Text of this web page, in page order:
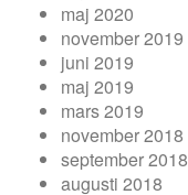
maj 2020
november 2019
juni 2019
maj 2019
mars 2019
november 2018
september 2018
augusti 2018